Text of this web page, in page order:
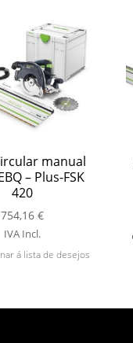
manual
– Plus-FSK
420
754,16€
IVA Incl.
á lista de desejos